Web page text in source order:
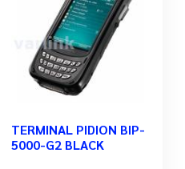
TERMINAL PIDION BIP-
5000-G2 BLACK